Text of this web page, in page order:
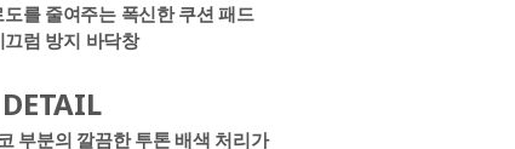
를 줄여주는 폭신한 쿠션 패드
끄럼 방지 바닥창
DETAIL
부분의 깔끔한 투톤 배색 처리가